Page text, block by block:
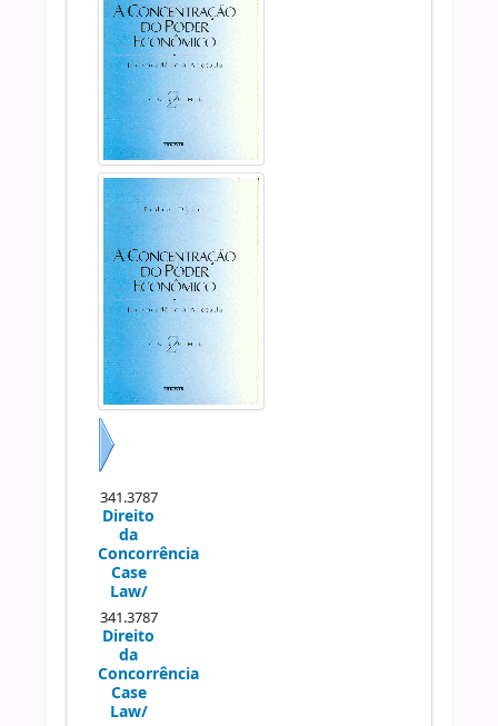
341.3787
Direito
da
Concorrência
Case
Law/
341.3787
Direito
da
Concorrência
Case
Law/